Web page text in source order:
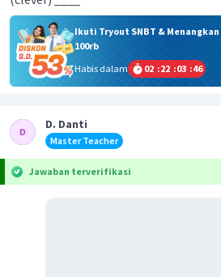
Ikuti Tryout SNBT &
100rb
Habis dalam
02 :22 :03 :46
D. Danti
Master Teacher
Jawaban terverifikasi